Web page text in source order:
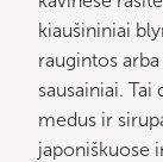
kiaušininiai
raugintos
sausainiai.
medus ir
japoniškuose